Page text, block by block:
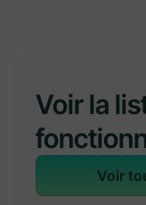
Voir la
Voir